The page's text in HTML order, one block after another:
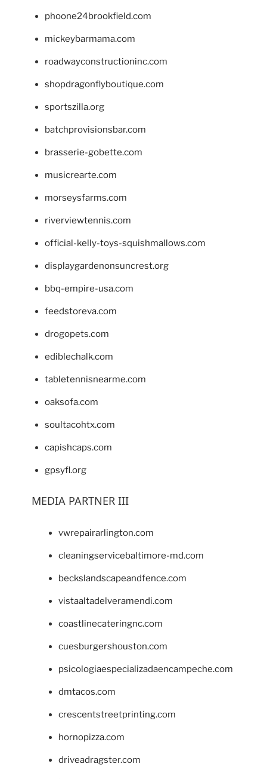
phoone24brookfield.com
mickeybarmama.com
roadwayconstructioninc.com
shopdragonflyboutique.com
sportszilla.org
batchprovisionsbar.com
brasserie-gobette.com
musicrearte.com
morseysfarms.com
riverviewtennis.com
official-kelly-toys-squishmallows.com
displaygardenonsuncrest.org
bbq-empire-usa.com
feedstoreva.com
drogopets.com
ediblechalk.com
tabletennisnearme.com
oaksofa.com
soultacohtx.com
capishcaps.com
gpsyfl.org
MEDIA PARTNER III
vwrepairarlington.com
cleaningservicebaltimore-md.com
beckslandscapeandfence.com
vistaaltadelveramendi.com
coastlinecateringnc.com
cuesburgershouston.com
psicologiaespecializadaencampeche.com
dmtacos.com
crescentstreetprinting.com
hornopizza.com
driveadragster.com